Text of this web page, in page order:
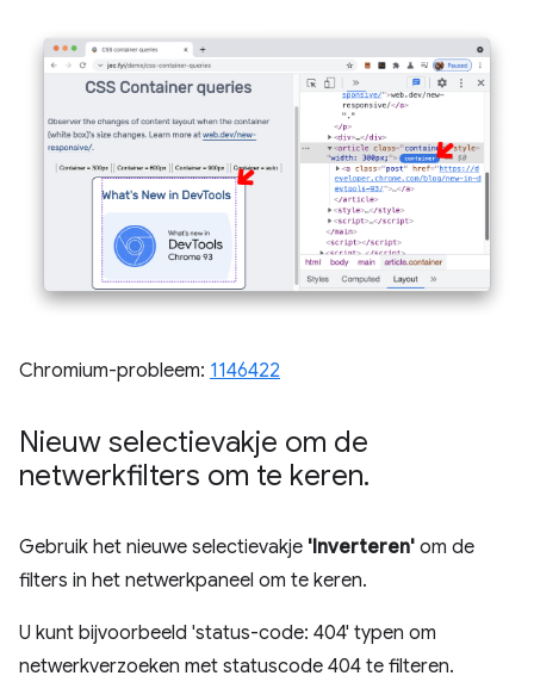
Chromium-probleem: 1146422
Nieuw selectievakje om de
netwerkfilters om te keren.
Gebruik het nieuwe selectievakje 'Inverteren' om de
filters in het netwerkpaneel om te keren.
U kunt bijvoorbeeld 'status-code: 404' typen om
netwerkverzoeken met statuscode 404 te filteren.